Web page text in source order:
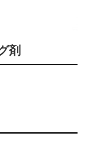
剤